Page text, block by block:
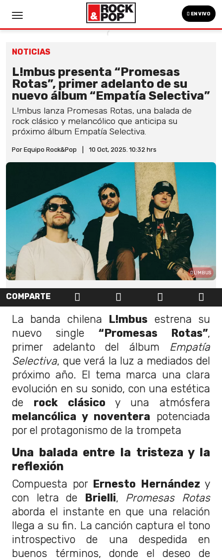
EN VIVO
NOTICIAS
L!mbus presenta “Promesas
Rotas”, primer adelanto de su
nuevo álbum “Empatía Selectiva”
L!mbus lanza Promesas Rotas, una balada de
rock clásico y melancólico que anticipa su
próximo álbum Empatía Selectiva.
Por Equipo Rock&Pop 10 Oct, 2025. 10:32 hrs
L!MBUS
COMPARTE
La banda chilena L!mbus estrena su
nuevo single “Promesas Rotas”,
primer adelanto del álbum Empatía
Selectiva, que verá la luz a mediados del
próximo año. El tema marca una clara
evolución en su sonido, con una estética
de rock clásico y una atmósfera
melancólica y noventera potenciada
por el protagonismo de la trompeta
Una balada entre la tristeza y la
reflexión
Compuesta por Ernesto Hernández y
con letra de Brielli, Promesas Rotas
aborda el instante en que una relación
llega a su fin. La canción captura el tono
introspectivo de una despedida en
buenos términos, donde el deseo de